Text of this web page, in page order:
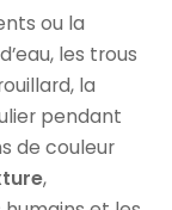
ou la
les trous
la
pendant
de couleur
,